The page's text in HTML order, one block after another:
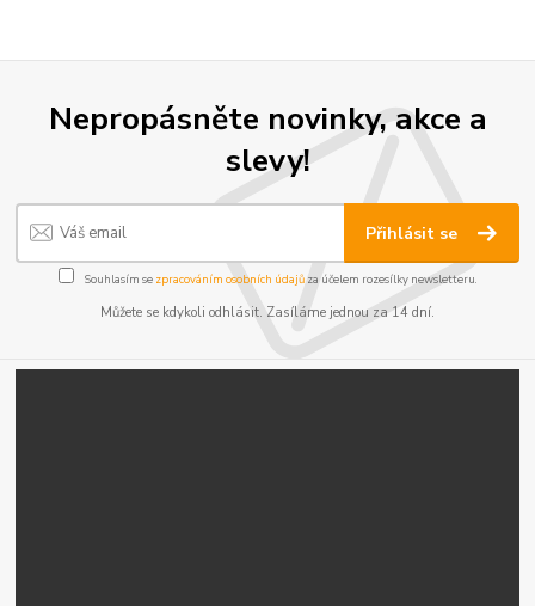
Nepropásněte novinky, akce a
slevy!
Přihlásit se
Souhlasím se zpracováním osobních údajůza účelem rozesílky newsletteru.
Můžete se kdykoli odhlásit. Zasíláme jednou za 14 dní.